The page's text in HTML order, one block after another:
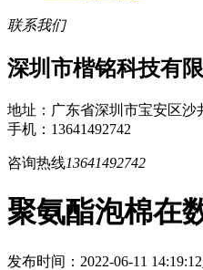
联系我们
深圳市楷铭科技有
地址：广东省深圳市宝安区沙
手机：13641492742
咨询热线13641492742
聚氨酯泡棉在
发布时间：2022-06-11 14:19:12